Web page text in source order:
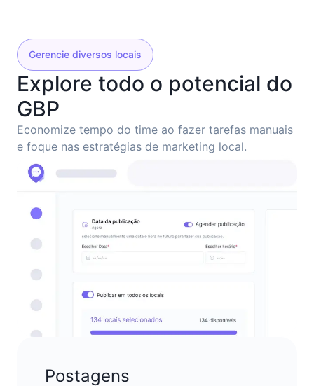
Gerencie diversos locais
Explore todo o potencial do
GBP
Economize tempo do time ao fazer tarefas manuais
e foque nas estratégias de marketing local.
Postagens